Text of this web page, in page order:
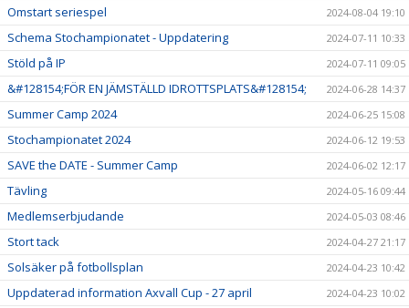
Omstart seriespel 2024-08-04 19:10
Schema Stochampionatet - Uppdatering 2024-07-11 10:33
Stöld på IP 2024-07-11 09:05
&#128154;FÖR EN JÄMSTÄLLD IDROTTSPLATS&#128154; 2024-06-28 14:37
Summer Camp 2024 2024-06-25 15:08
Stochampionatet 2024 2024-06-12 19:53
SAVE the DATE - Summer Camp 2024-06-02 12:17
Tävling 2024-05-16 09:44
Medlemserbjudande 2024-05-03 08:46
Stort tack 2024-04-27 21:17
Solsäker på fotbollsplan 2024-04-23 10:42
Uppdaterad information Axvall Cup - 27 april 2024-04-23 10:02